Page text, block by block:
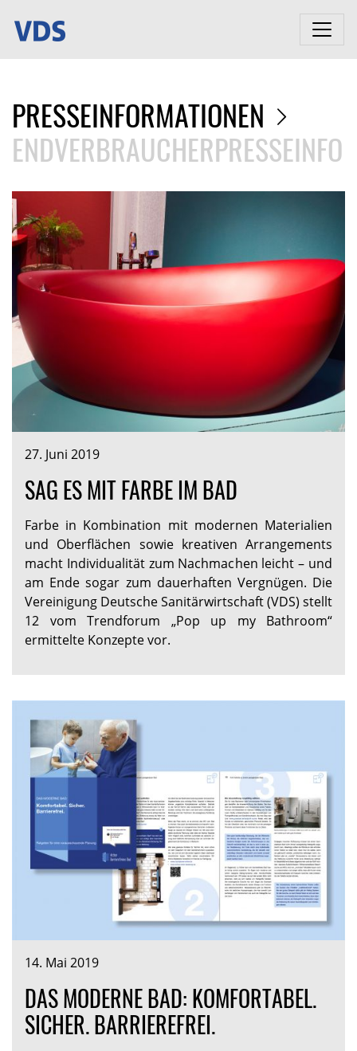
PRESSEINFORMATIONEN
ENDVERBRAUCHERPRESSEINFO
27. Juni 2019
SAG ES MIT FARBE IM BAD
Farbe in Kombination mit modernen Materialien
und Oberflächen sowie kreativen Arrangements
macht Individualität zum Nachmachen leicht – und
am Ende sogar zum dauerhaften Vergnügen. Die
Vereinigung Deutsche Sanitärwirtschaft (VDS) stellt
12 vom Trendforum „Pop up my Bathroom“
ermittelte Konzepte vor.
14. Mai 2019
DAS MODERNE BAD: KOMFORTABEL.
SICHER. BARRIEREFREI.